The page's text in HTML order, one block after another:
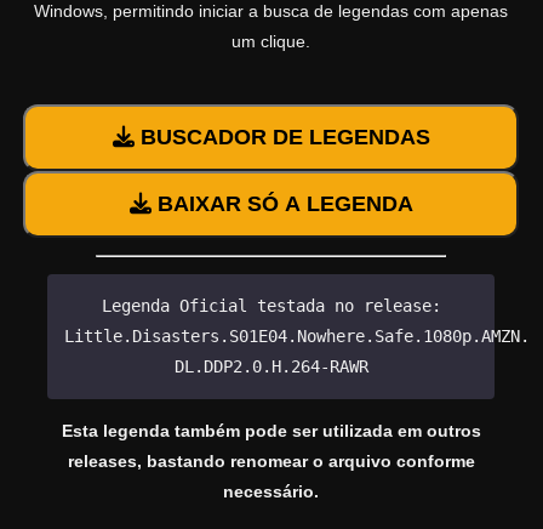
Windows, permitindo iniciar a busca de legendas com apenas
um clique.
BUSCADOR DE LEGENDAS
BAIXAR SÓ A LEGENDA
Legenda Oficial testada no release:
DL.DDP2.0.H.264-RAWR
Esta legenda também pode ser utilizada em outros
releases, bastando renomear o arquivo conforme
necessário.